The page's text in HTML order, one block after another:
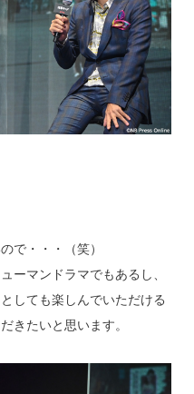
で・・・（笑）
ーマンドラマでもあるし、
しても楽しんでいただける
きたいと思います。